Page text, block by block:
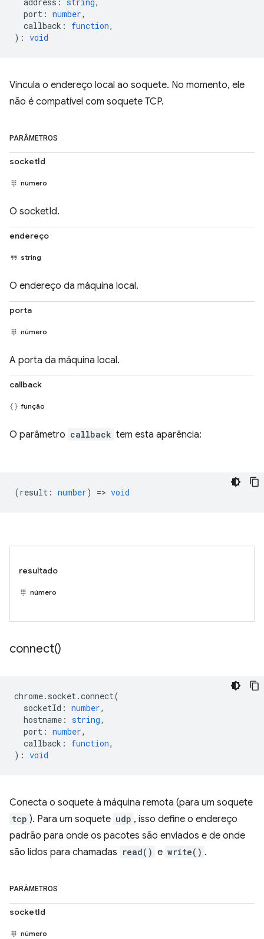
port : number,
callback : function,
) : void
Vincula o endereço local ao soquete. No momento, ele
não é compatível com soquete TCP.
PARÂMETROS
socketId
número
O socketId.
endereço
string
O endereço da máquina local.
porta
número
A porta da máquina local.
callback
função
O parâmetro callback tem esta aparência:
(result : number) => void
resultado
número
connect()
chrome. socket.connect(
socketId : number,
hostname : string,
port : number,
callback : function,
) : void
Conecta o soquete à máquina remota (para um soquete
tcp ). Para um soquete udp , isso define o endereço
padrão para onde os pacotes são enviados e de onde
são lidos para chamadas read() e write() .
PARÂMETROS
socketId
número